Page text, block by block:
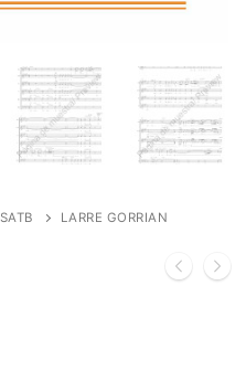
SATB LARRE GORRIAN